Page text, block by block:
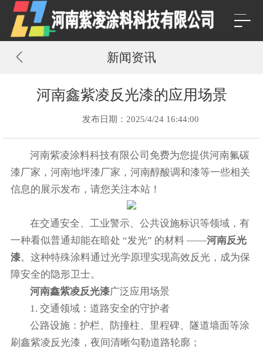
新闻资讯
河南鑫紫凌反光漆的应用场景
发布日期：2025/4/24 16:44:00
河南紫凌涂料科技有限公司免费为您提供河南氟碳
漆厂家 ，河南地坪漆厂家，河南醇酸调和漆等一些相关
信息的展示发布，请您关注本站！
在交通安全、工业警示、公共设施标识等领域，有
一种看似普通却能在暗处 “发光” 的材料 ——河南反光
漆。这种特殊涂料通过光学原理实现高效反光，成为保
障安全的隐形卫士。
河南鑫紫凌反光漆广泛应用场景​
1. 交通领域：道路安全的守护者​
公路设施：护栏、防撞柱、里程碑、隧道墙面等涂
刷鑫紫凌反光漆，夜间清晰勾勒道路轮廓；​